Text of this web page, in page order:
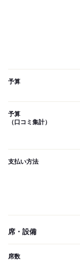
予算
予算
（口コミ集計）
支払い方法
席・設備
席数